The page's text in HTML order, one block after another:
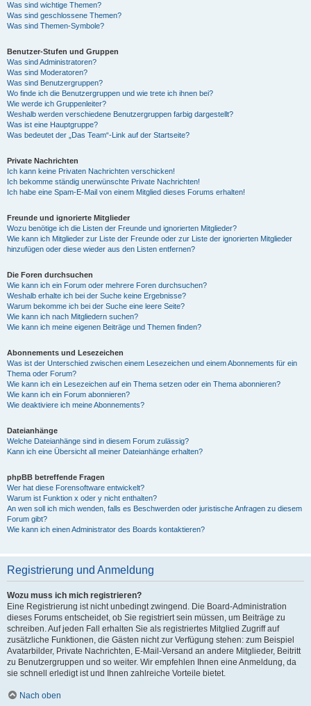
Was sind wichtige Themen?
Was sind geschlossene Themen?
Was sind Themen-Symbole?
Benutzer-Stufen und Gruppen
Was sind Administratoren?
Was sind Moderatoren?
Was sind Benutzergruppen?
Wo finde ich die Benutzergruppen und wie trete ich ihnen bei?
Wie werde ich Gruppenleiter?
Weshalb werden verschiedene Benutzergruppen farbig dargestellt?
Was ist eine Hauptgruppe?
Was bedeutet der „Das Team“-Link auf der Startseite?
Private Nachrichten
Ich kann keine Privaten Nachrichten verschicken!
Ich bekomme ständig unerwünschte Private Nachrichten!
Ich habe eine Spam-E-Mail von einem Mitglied dieses Forums erhalten!
Freunde und ignorierte Mitglieder
Wozu benötige ich die Listen der Freunde und ignorierten Mitglieder?
Wie kann ich Mitglieder zur Liste der Freunde oder zur Liste der ignorierten Mitglieder
hinzufügen oder diese wieder aus den Listen entfernen?
Die Foren durchsuchen
Wie kann ich ein Forum oder mehrere Foren durchsuchen?
Weshalb erhalte ich bei der Suche keine Ergebnisse?
Warum bekomme ich bei der Suche eine leere Seite?
Wie kann ich nach Mitgliedern suchen?
Wie kann ich meine eigenen Beiträge und Themen finden?
Abonnements und Lesezeichen
Was ist der Unterschied zwischen einem Lesezeichen und einem Abonnements für ein
Thema oder Forum?
Wie kann ich ein Lesezeichen auf ein Thema setzen oder ein Thema abonnieren?
Wie kann ich ein Forum abonnieren?
Wie deaktiviere ich meine Abonnements?
Dateianhänge
Welche Dateianhänge sind in diesem Forum zulässig?
Kann ich eine Übersicht all meiner Dateianhänge erhalten?
phpBB betreffende Fragen
Wer hat diese Forensoftware entwickelt?
Warum ist Funktion x oder y nicht enthalten?
An wen soll ich mich wenden, falls es Beschwerden oder juristische Anfragen zu diesem
Forum gibt?
Wie kann ich einen Administrator des Boards kontaktieren?
Registrierung und Anmeldung
Wozu muss ich mich registrieren?
Eine Registrierung ist nicht unbedingt zwingend. Die Board-Administration
dieses Forums entscheidet, ob Sie registriert sein müssen, um Beiträge zu
schreiben. Auf jeden Fall erhalten Sie als registriertes Mitglied Zugriff auf
zusätzliche Funktionen, die Gästen nicht zur Verfügung stehen: zum Beispiel
Avatarbilder, Private Nachrichten, E-Mail-Versand an andere Mitglieder, Beitritt
zu Benutzergruppen und so weiter. Wir empfehlen Ihnen eine Anmeldung, da
sie schnell erledigt ist und Ihnen zahlreiche Vorteile bietet.
Nach oben